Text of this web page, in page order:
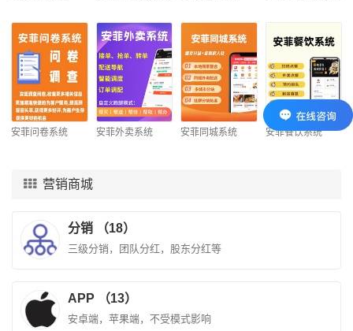
安菲问卷系统 安菲外卖系统 安菲同城系统 安菲餐饮系统
营销商城
分销 （18）
三级分销，团队分红，股东分红等
APP （13）
安卓端，苹果端，不受模式影响